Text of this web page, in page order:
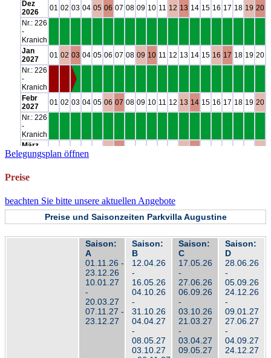
Belegungsplan öffnen
Preise
beachten Sie bitte unsere aktuellen Angebote